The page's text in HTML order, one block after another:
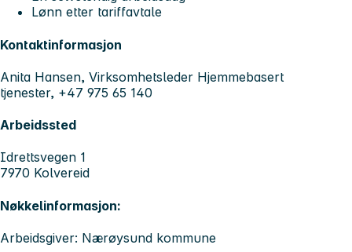
Lønn etter tariffavtale
Kontaktinformasjon
Anita Hansen, Virksomhetsleder Hjemmebasert
tjenester, +47 975 65 140
Arbeidssted
Idrettsvegen 1
7970 Kolvereid
Nøkkelinformasjon:
Arbeidsgiver: Nærøysund kommune